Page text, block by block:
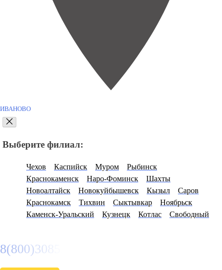
ИВАНОВО
Выберите филиал:
Чехов Каспийск Муром
Рыбинск
Краснокаменск
Наро-Фоминск
Шахты
Новоалтайск
Новокуйбышевск Кызыл
Саров
Краснокамск
Тихвин Сыктывкар
Ноябрьск
Каменск-Уральский
Кузнецк Котлас Свободный
8(800)3085303